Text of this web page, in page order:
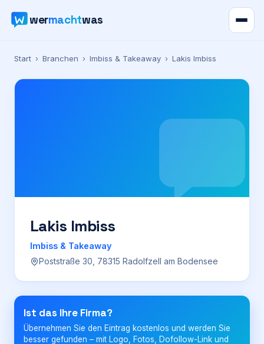
wermachtwas
Verzeichnis
Karte
Preise
Für Firmen
Login
Firma eintragen
Start › Branchen › Imbiss & Takeaway › Lakis Imbiss
Lakis Imbiss
Imbiss & Takeaway
Poststraße 30, 78315 Radolfzell am Bodensee
Ist das Ihre Firma?
Übernehmen Sie den Eintrag kostenlos und werden Sie
besser gefunden – mit Logo, Fotos, Dofollow-Link und